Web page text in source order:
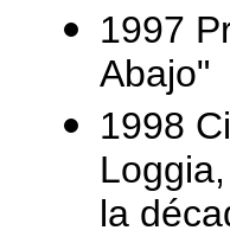
1997
Abajo"
1998
la